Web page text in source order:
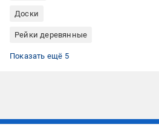
Доски
Рейки деревянные
Брусы, доски и рейки Лісбудінвест
Брусы, доски и рейки сосна
Брусы, доски и рейки прямоугольные
Брус 50x50 мм
Брусья 100 на 100 мм
Показать ещё 5